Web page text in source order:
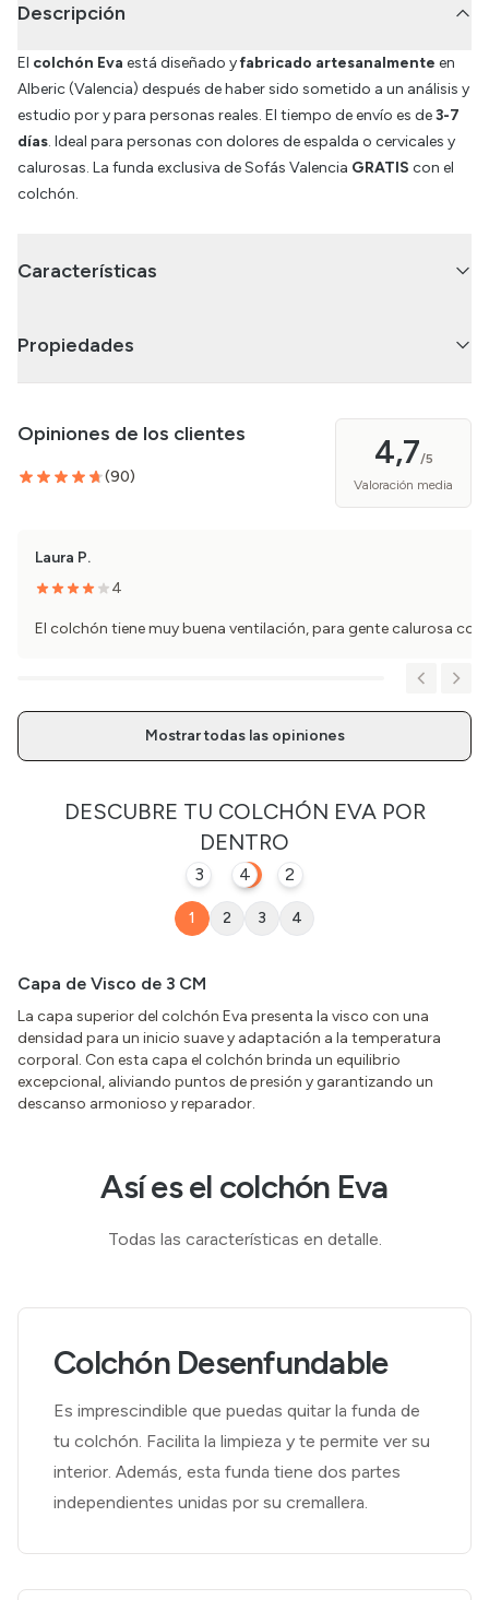
Descripción
El colchón Eva está diseñado yfabricado artesanalmente en
Alberic (Valencia) después de haber sido sometido a un análisis y
estudio por y para personas reales. El tiempo de envío es de3-7
días. Ideal para personas con dolores de espalda o cervicales y
calurosas. La funda exclusiva de Sofás Valencia GRATIS con el
colchón.
Características
Propiedades
Opiniones de los clientes
(90)
4,7/5
Valoración media
Laura P.
4
El colchón tiene muy buena ventilación, para gente calurosa
Mostrar todas las opiniones
DESCUBRE TU COLCHÓN EVAPOR
DENTRO
1 2
3 4
1 2 3 4
Capa de Visco de 3 CM
La capa superior del colchón Eva presenta la visco con una
densidad para un inicio suave y adaptación a la temperatura
corporal. Con esta capa el colchón brinda un equilibrio
excepcional, aliviando puntos de presión y garantizando un
descanso armonioso y reparador.
Así es el colchón Eva
Todas las características en detalle.
Colchón Desenfundable
Es imprescindible que puedas quitar la funda de
tu colchón. Facilita la limpieza y te permite ver su
interior. Además, esta funda tiene dos partes
independientes unidas por su cremallera.